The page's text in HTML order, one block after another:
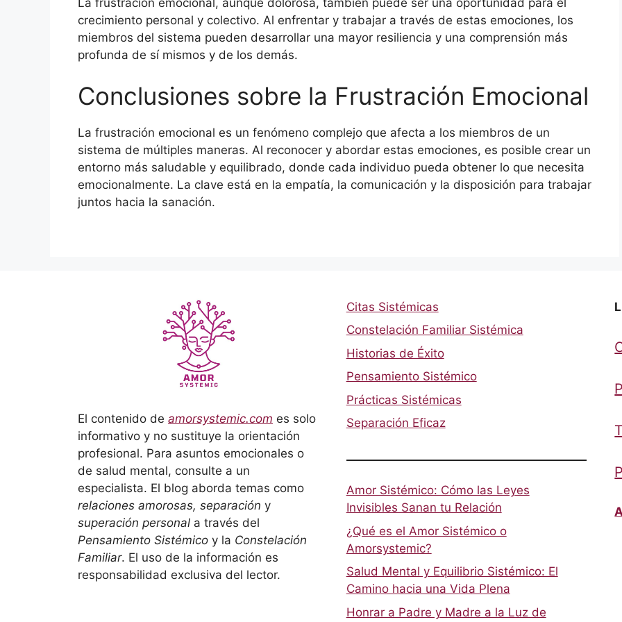
crecimiento personal y colectivo. Al enfrentar y trabajar a través de estas emociones, los
miembros del sistema pueden desarrollar una mayor resiliencia y una comprensión más
profunda de sí mismos y de los demás.
Conclusiones sobre la Frustración Emocional
La frustración emocional es un fenómeno complejo que afecta a los miembros de un
sistema de múltiples maneras. Al reconocer y abordar estas emociones, es posible crear un
entorno más saludable y equilibrado, donde cada individuo pueda obtener lo que necesita
emocionalmente. La clave está en la empatía, la comunicación y la disposición para trabajar
juntos hacia la sanación.
El contenido de amorsystemic.com es solo
informativo y no sustituye la orientación
profesional. Para asuntos emocionales o
de salud mental, consulte a un
especialista. El blog aborda temas como
relaciones amorosas, separación y
superación personal a través del
Pensamiento Sistémico y la Constelación
Familiar. El uso de la información es
responsabilidad exclusiva del lector.
Citas Sistémicas
Constelación Familiar Sistémica
Historias de Éxito
Pensamiento Sistémico
Prácticas Sistémicas
Separación Eficaz
Amor Sistémico: Cómo las Leyes
Invisibles Sanan tu Relación
¿Qué es el Amor Sistémico o
Amorsystemic?
Salud Mental y Equilibrio Sistémico: El
Camino hacia una Vida Plena
Honrar a Padre y Madre a la Luz de